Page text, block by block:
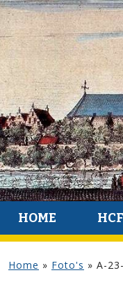
HOME
Home » Foto's » A-